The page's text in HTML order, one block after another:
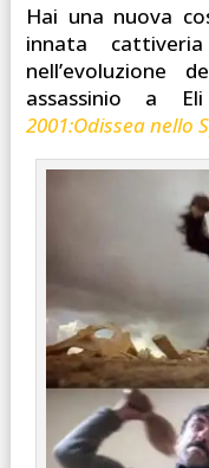
Hai una nuova
innata
nell’evoluzione
assassinio a
2001:Odissea nello